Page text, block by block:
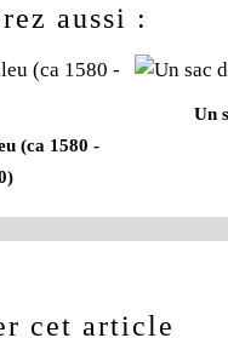
aussi :
(ca 1580 -
Un
cet article